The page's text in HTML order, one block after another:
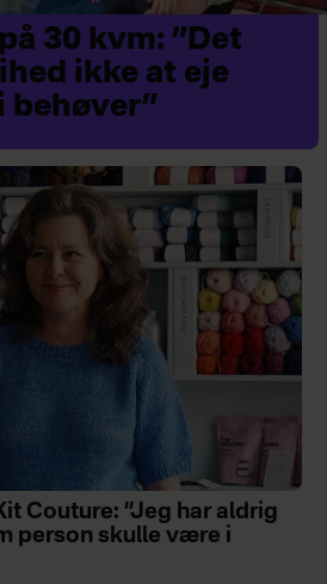
30 kvm: ”Det
ikke at eje
behøver”
Couture: ”Jeg har aldrig
person skulle være i